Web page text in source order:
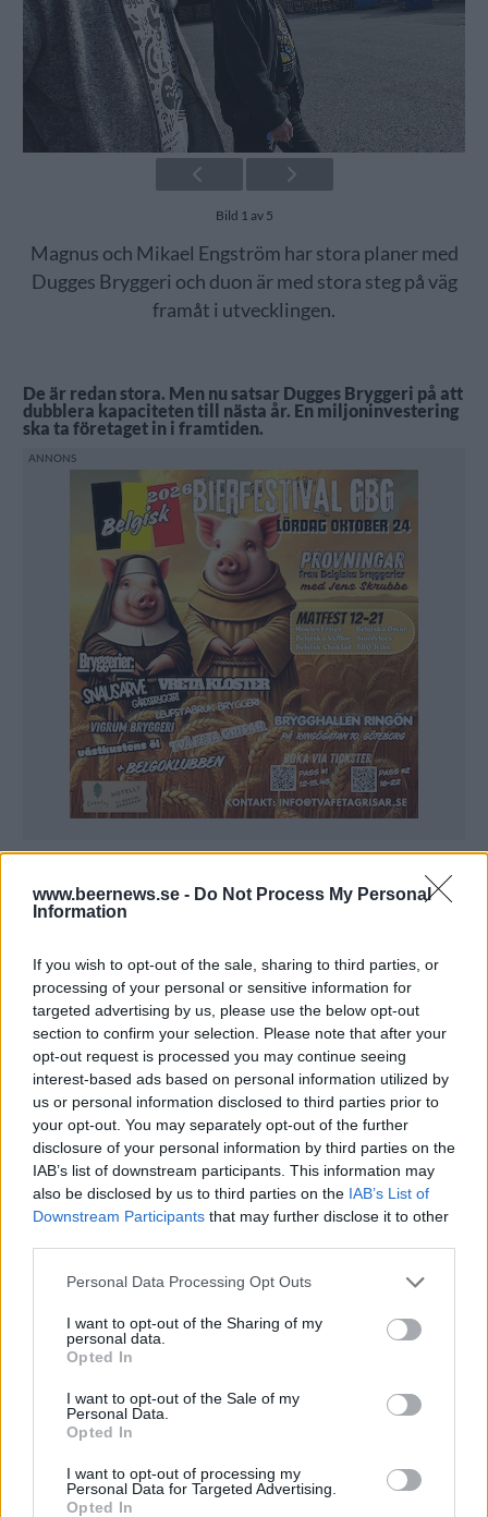
www.beernews.se - Do Not Process My Personal
Information
If you wish to opt-out of the sale, sharing to third parties, or
processing of your personal or sensitive information for
targeted advertising by us, please use the below opt-out
section to confirm your selection. Please note that after your
opt-out request is processed you may continue seeing
interest-based ads based on personal information utilized by
us or personal information disclosed to third parties prior to
your opt-out. You may separately opt-out of the further
disclosure of your personal information by third parties on the
IAB’s list of downstream participants. This information may
also be disclosed by us to third parties on the IAB’s List of
Downstream Participants that may further disclose it to other
Personal Data Processing Opt Outs
I want to opt-out of the Sharing of my
personal data.
Opted In
I want to opt-out of the Sale of my
Personal Data.
Opted In
I want to opt-out of processing my
Personal Data for Targeted Advertising.
Opted In
Bild 1 av 5
Magnus och Mikael Engström har stora planer med
Dugges Bryggeri och duon är med stora steg på väg
framåt i utvecklingen.
De är redan stora. Men nu satsar Dugges Bryggeri på att
dubblera kapaciteten till nästa år. En miljoninvestering
ska ta företaget in i framtiden.
sig på sikt, säger grundaren Mikael ”Dugge” Engström.
Redan i år ligger Dugges Bryggeri på en årsproduktion på
800 000 liter. Med den nya investeringen dubblas den
nu blir detta en ganska självklar investering, säger
produktionsansvarige Magnus Engström.
Det som ska ske är att bryggverket automatiseras och på så
sätt blir effektivare. Dessutom kommer det hela 13 nya
7000-literstankar som ska in i bryggeriet. För att tankarna
ska få plats måste dessutom taket höjas på delar av
byggnaden.
– Vi hoppas att allt ska vara klart i mars nästa år. Vi kommer
att få ett produktionsstopp men nu planerar vi så att det
ska bli så kort som möjligt, kanske 2-3 veckor, säger
Magnus Engström.